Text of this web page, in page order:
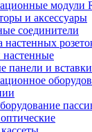
модули
и аксессуары
соединители
настенных
настенные
панели и вставки